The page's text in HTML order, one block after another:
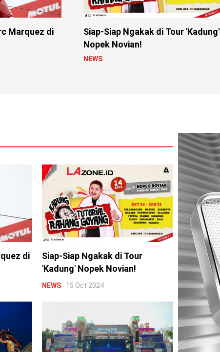
Marquez di
Siap-Siap Ngakak di Tour 'Kadung'
Nopek Novian!
NEWS
di
Siap-Siap Ngakak di Tour
'Kadung' Nopek Novian!
NEWS 15 Oct 2024